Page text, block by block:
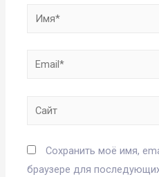
Имя*
Email*
Сайт
Сохранить моё имя,
браузере для